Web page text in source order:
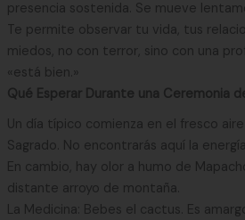
presencia sostenida. Se mueve
Te permite observar tu vida, tus
miedos, no con terror, sino con una
«está bien.»
Qué Esperar Durante una Ceremonia
Un día típico comienza en el fresco
Sagrado. No encontrarás aquí la
En cambio, hay olor a humo de
distante arroyo de montaña.
La Medicina: Bebes el cactus. Es